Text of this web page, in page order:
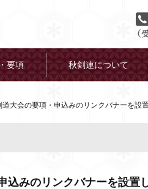
要項 秋剣連について
大会の要項・申込みのリンクバナーを設
込みのリンクバナーを設置